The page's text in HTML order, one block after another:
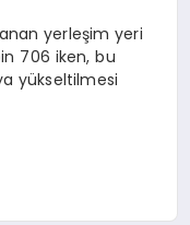
yerleşim yeri
706 iken, bu
yükseltilmesi